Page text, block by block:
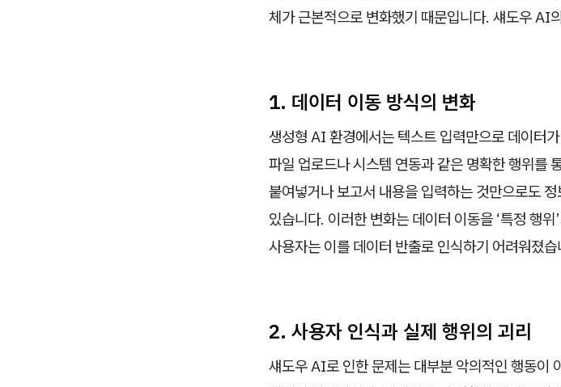
체가 근본적으로 변화했기 때문입니다. 섀도우 AI
1. 데이터 이동 방식의 변화
생성형 AI 환경에서는 텍스트 입력만으로 데이터
파일 업로드나 시스템 연동과 같은 명확한 행위를
붙여넣거나 보고서 내용을 입력하는 것만으로도
있습니다. 이러한 변화는 데이터 이동을 ‘특정 행
사용자는 이를 데이터 반출로 인식하기 어려워졌습
2. 사용자 인식과 실제 행위의 괴리
섀도우 AI로 인한 문제는 대부분 악의적인 행동이